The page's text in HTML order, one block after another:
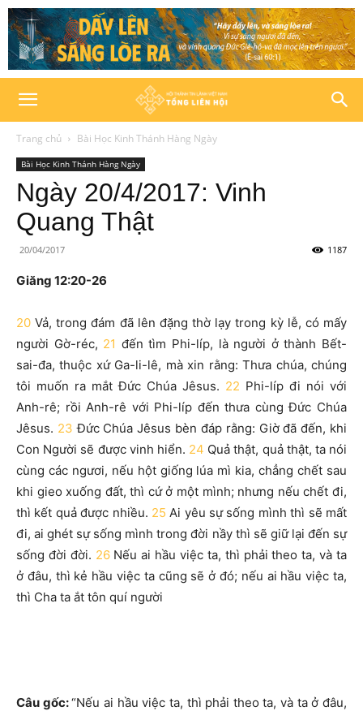
Trang chủ Bài Học Kinh Thánh Hàng Ngày
Bài Học Kinh Thánh Hàng Ngày
Ngày 20/4/2017: Vinh
Quang Thật
20/04/2017 1187
Giăng 12:20-26
20Vả, trong đám đã lên đặng thờ lạy trong kỳ lễ, có mấy
người Gờ-réc, 21 đến tìm Phi-líp, là người ở thành Bết-
sai-đa, thuộc xứ Ga-li-lê, mà xin rằng: Thưa chúa, chúng
tôi muốn ra mắt Đức Chúa Jêsus. 22 Phi-líp đi nói với
Anh-rê; rồi Anh-rê với Phi-líp đến thưa cùng Đức Chúa
Jêsus. 23Đức Chúa Jêsus bèn đáp rằng: Giờ đã đến, khi
Con Người sẽ được vinh hiển. 24 Quả thật, quả thật, ta nói
cùng các ngươi, nếu hột giống lúa mì kia, chẳng chết sau
khi gieo xuống đất, thì cứ ở một mình; nhưng nếu chết đi,
thì kết quả được nhiều. 25Ai yêu sự sống mình thì sẽ mất
đi, ai ghét sự sống mình trong đời nầy thì sẽ giữ lại đến sự
sống đời đời. 26 Nếu ai hầu việc ta, thì phải theo ta, và ta
ở đâu, thì kẻ hầu việc ta cũng sẽ ở đó; nếu ai hầu việc ta,
thì Cha ta ắt tôn quí người
Câu gốc:“Nếu ai hầu việc ta, thì phải theo ta, và ta ở đâu,